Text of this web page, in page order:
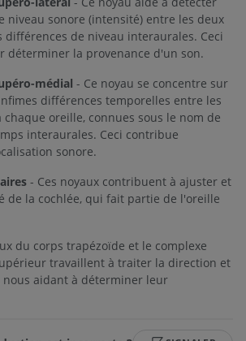
niveau sonore (intensité) entre les deux
différences de niveau interaurales. Ceci
déterminer la provenance d'un son.
médial - Ce noyau se concentre sur
différences temporelles entre les
chaque oreille, connues sous le nom de
interaurales. Ceci contribue
sonore.
- Ces noyaux contribuent à ajuster et
de la cochlée, qui fait partie de l'oreille
du corps trapézoïde et le complexe
travaillent à traiter la direction et
nous aidant à déterminer leur